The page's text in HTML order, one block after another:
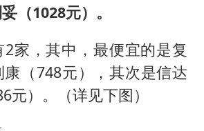
（1028元）。
家，其中，最便宜的是复
（748元），其次是信达
元）。（详见下图）